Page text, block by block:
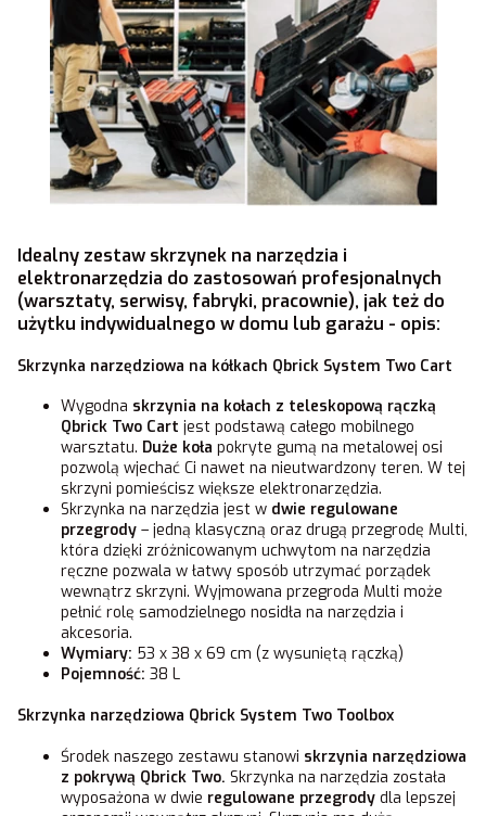
Idealny zestaw skrzynek na narzędzia i
elektronarzędzia do zastosowań profesjonalnych
(warsztaty, serwisy, fabryki, pracownie), jak też do
użytku indywidualnego w domu lub garażu - opis:
Skrzynka narzędziowa na kółkach Qbrick System Two Cart
Wygodna skrzynia na kołach z teleskopową rączką
Qbrick Two Cart jest podstawą całego mobilnego
warsztatu. Duże koła pokryte gumą na metalowej osi
pozwolą wjechać Ci nawet na nieutwardzony teren. W tej
skrzyni pomieścisz większe elektronarzędzia.
Skrzynka na narzędzia jest w dwie regulowane
przegrody – jedną klasyczną oraz drugą przegrodę Multi,
która dzięki zróżnicowanym uchwytom na narzędzia
ręczne pozwala w łatwy sposób utrzymać porządek
wewnątrz skrzyni. Wyjmowana przegroda Multi może
pełnić rolę samodzielnego nosidła na narzędzia i
akcesoria.
Wymiary: 53 x 38 x 69 cm (z wysuniętą rączką)
Pojemność: 38 L
Skrzynka narzędziowa Qbrick System Two Toolbox
Środek naszego zestawu stanowi skrzynia narzędziowa
z pokrywą Qbrick Two. Skrzynka na narzędzia została
wyposażona w dwie regulowane przegrody dla lepszej